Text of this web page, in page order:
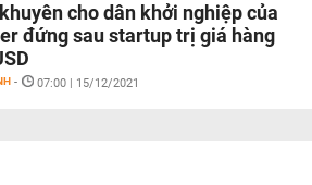
cho dân khởi nghiệp của
đứng sau startup trị giá hàng
- 07:00 | 15/12/2021